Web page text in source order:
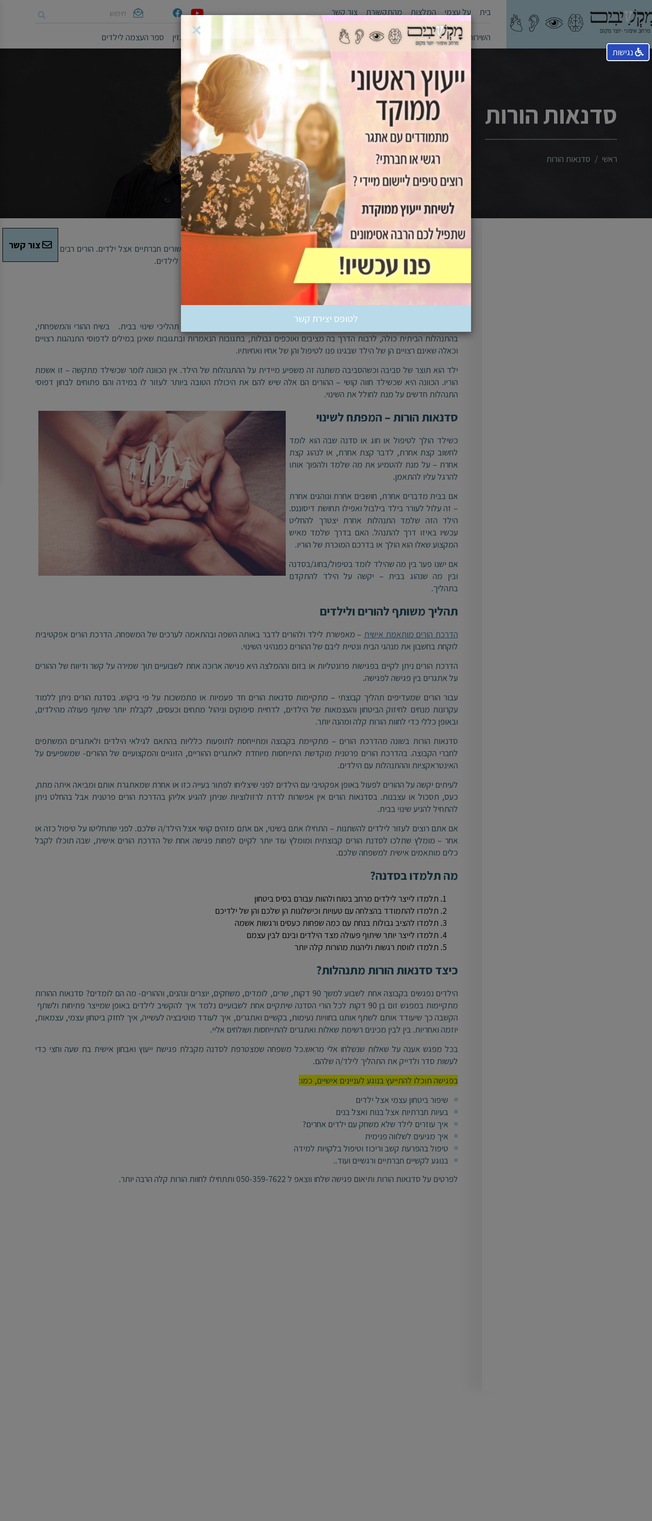
בית על עצמי המלצות מהתקשורת צור קשר אימייל FacebookYoutube
השירותים שלי קהלי יעד סדנאות אימון אישי /זוגי כלים שימושיים מגזין ספר העצמה לילדים
סדנאות הורות
ראשי סדנאות הורות
בשנים האחרונות גברה המודעות לחשיבותם של פיתוח כישורי למידה, כישורים רגשיים וכישורים חברתיים אצל ילדים. הורים רבים שרוצים
את הטוב ביותר עבור ילדיהם ממהרים לפתוח את הארנק כשמדובר בחוג או סדנה או טיפול לילדים.
אלא שלא תמיד טיפול בילד הוא הפיתרון המהיר והאפקטיבי ביותר.
הכל מתחיל בגישה ההורית
משנה לשנה מתחזקת בי הידיעה שתהליכי שינוי מוצלחים אצל ילדים – הם תוצאה של תהליכי שינוי בבית. בשיח ההורי והמשפחתי,
בהתנהלות הביתית כולה, לרבות הדרך בה מציבים ואוכפים גבולות, בתגובות הנאמרות ובתגובות שאינן במילים לדפוסי התנהגות רצויים
וכאלה שאינם רצויים הן של הילד שבגינו פנו לטיפול והן של אחיו ואחיותיו.
ילד הוא תוצר של סביבה וכשהסביבה משתנה זה משפיע מיידית על ההתנהלות של הילד. אין הכוונה לומר שכשילד מתקשה – זו אשמת
הוריו. הכוונה היא שכשילד חווה קושי – ההורים הם אלה שיש להם את היכולת הטובה ביותר לעזור לו במידה והם פתוחים לבחון דפוסי
התנהלות חדשים על מנת לחולל את השינוי.
סדנאות הורות – המפתח לשינוי
כשילד הולך לטיפול או חוג או סדנה שבה הוא לומד
לחשוב קצת אחרת, לדבר קצת אחרת, או לנהוג קצת
אחרת – על מנת להטמיע את מה שלמד ולהפוך אותו
להרגל עליו להתאמן.
אם בבית מדברים אחרת, חושבים אחרת ונוהגים אחרת
– זה עלול לעורר בילד בילבול ואפילו תחושת דיסוננס.
הילד הזה שלמד התנהלות אחרת יצטרך להחליט
עכשיו באיזו דרך להתנהל. האם בדרך שלמד מאיש
המקצוע שאלו הוא הולך או בדרכם המוכרת של הוריו.
אם ישנו פער בין מה שהילד לומד בטיפול/בחוג/בסדנה
ובין מה שנהוג בבית – יקשה על הילד להתקדם
בתהליך.
תהליך משותף להורים ולילדים
הדרכת הורים מותאמת אישית – מאפשרת לילד ולהורים לדבר באותה השפה ובהתאמה לערכים של המשפחה. הדרכת הורים אפקטיבית
לוקחת בחשבון את מנהגי הבית ונטיית ליבם של ההורים כמנהיגי השינוי.
הדרכת הורים ניתן לקיים בפגישות פרונטליות או בזום וההמלצה היא פגישה ארוכה אחת לשבועיים תוך שמירה על קשר ודיווח של ההורים
על אתגרים בין פגישה לפגישה.
עבור הורים שמעדיפים תהליך קבוצתי – מתקיימות סדנאות הורים חד פעמיות או מתמשכות על פי ביקוש. בסדנת הורים ניתן ללמוד
עקרונות מנחים לחיזוק הביטחון והעצמאות של הילדים, לדחיית סיפוקים וניהול מתחים וכעסים, לקבלת יותר שיתוף פעולה מהילדים,
ובאופן כללי כדי לחוות הורות קלה ומהנה יותר.
סדנאות הורות בשונה מהדרכת הורים – מתקיימת בקבוצה ומתייחסת לתופעות כלליות בהתאם לגילאי הילדים ולאתגרים המשתפים
לחברי הקבוצה. בהדרכת הורים פרטנית מוקדשת התייחסות מיוחדת לאתגרים ההוריים, הזוגיים והמקצועיים של ההורים- שמשפיעים על
האינטראקציות וההתנהלות עם הילדים.
לעיתים יקשה על ההורים לפעול באופן אפקטיבי עם הילדים לפני שיצליחו לפתור בעייה כזו או אחרת שמאתגרת אותם ומביאה איתה מתח,
כעס, תסכול או עצבנות. בסדנאות הורים אין אפשרות לרדת לרזולוציות שניתן להגיע אליהן בהדרכת הורים פרטנית אבל בהחלט ניתן
להתחיל להניע שינוי בבית.
אם אתם רוצים לעזור לילדים להשתנות – התחילו אתם בשינוי, אם אתם מזהים קושי אצל הילד/ה שלכם. לפני שתחליטו על טיפול כזה או
אחר – מומלץ שתלכו לסדנת הורים קבוצתית ומומלץ עוד יותר לקיים לפחות פגישה אחת של הדרכת הורים אישית, שבה תוכלו לקבל
כלים מותאמים אישית למשפחה שלכם.
מה תלמדו בסדנה?
תלמדו לייצר לילדים מרחב בטוח ולהוות עבורם בסיס ביטחון
תלמדו להתמודד בהצלחה עם טעויות וכישלונות הן שלכם והן של ילדיכם
תלמדו להציב גבולות בנחת עם כמה שפחות כעסים ורגשות אשמה
תלמדו לייצר יותר שיתוף פעולה מצד הילדים ובינם לבין עצמם
תלמדו לווסת רגשות וליהנות מהורות קלה יותר
כיצד סדנאות הורות מתנהלות?
הילדים נפגשים בקבוצה אחת לשבוע למשך 90 דקות, שרים, לומדים, משחקים, יוצרים ונהנים, וההורים- מה הם לומדים? סדנאות ההורות
מתקיימות במפגש זום בן 90 דקות לכל הורי הסדנה שיתקיים אחת לשבועיים נלמד איך להקשיב לילדים באופן שמייצר פתיחות ולשתף
הקשבה כך שיעודד אותם לשתף אותנו בחוויות נעימות, בקשיים ואתגרים, איך לעודד מוטיבציה לעשייה, איך לחזק ביטחון עצמי, עצמאות,
יוזמה ואחריות. בין לבין מכינים רשימת שאלות ואתגרים להתייחסות ושולחים אליי.
בכל מפגש אענה על שאלות שנשלחו אלי מראש.כל משפחה שמצטרפת לסדנה מקבלת פגישת ייעוץ ואבחון אישית בת שעה וחצי כדי
לעשות סדר ולדייק את התהליך לילד/ה שלהם.
בפגישה תוכלו להתייעץ בנוגע לעניינים אישיים, כמו:
שיפור ביטחון עצמי אצל ילדים
בעיות חברתיות אצל בנות ואצל בנים
איך עוזרים לילד שלא משחק עם ילדים אחרים?
איך מגיעים לשלווה פנימית
טיפול בהפרעת קשב וריכוז וטיפול בלקויות למידה
בנוגע לקשיים חברתיים ורגשיים ועוד..
לפרטים על סדנאות הורות ותיאום פגישה שלחו ווצאפ ל 050-359-7622 ותתחילו לחוות הורות קלה הרבה יותר.
צור קשר
×
לטופס יצירת קשר
נגישות